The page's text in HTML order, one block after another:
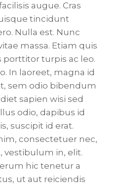
augue. Cras
tincidunt
Nulla est. Nunc
massa. Etiam quis
porttitor turpis ac leo.
In laoreet, magna id
sem odio bibendum
sapien wisi sed
odio, dapibus id
suscipit id erat.
consectetuer nec,
vestibulum in, elit.
hic tenetur a
ut aut reiciendis